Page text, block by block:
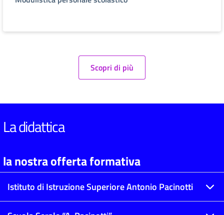
Scopri di più
La didattica
la nostra offerta formativa
Istituto di Istruzione Superiore Antonio Pacinotti